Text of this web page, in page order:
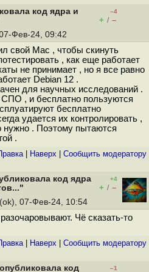
код ядра и
–4
+ / –
Фев-24, 09:42
свой Mac , чтобы скинуть
, как еще работает
не принимает , но я все равно
Debian 12 .
для научных исследований .
, и бесплатно пользуются
бесплатно
удается их контролировать ,
нужно . Поэтому пытаются
.
| Наверх Cообщить модератору
код ядра
+4
+ / –
(ok), 07-Фев-24, 10:54
Чё сказать-то
| Наверх Cообщить модератору
код
–1